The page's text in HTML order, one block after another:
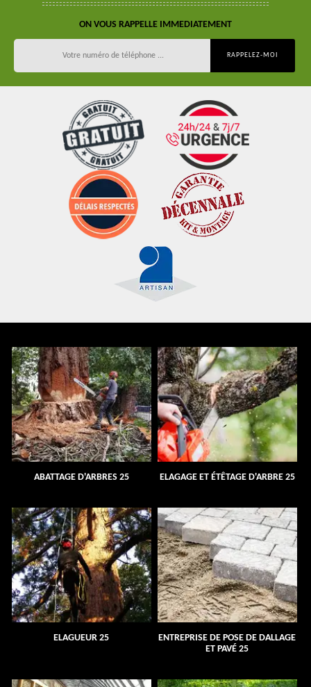
ON VOUS RAPPELLE IMMEDIATEMENT
ABATTAGE D'ARBRES 25 ELAGAGE ET ÉTÊTAGE D'ARBRE 25
ELAGUEUR 25
ENTREPRISE DE POSE DE DALLAGE
ET PAVÉ 25